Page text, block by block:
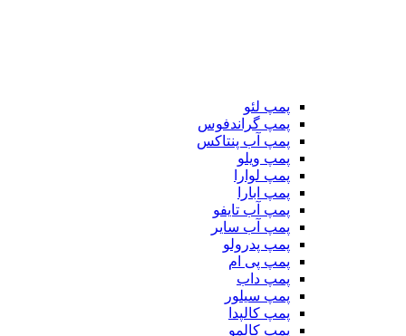
پمپ لئو
پمپ گراندفوس
پمپ آب پنتاکس
پمپ ویلو
پمپ لوارا
پمپ ابارا
پمپ آب تایفو
پمپ آب سایر
پمپ پدرولو
پمپ پی ام
پمپ داب
پمپ سیلور
پمپ کالپدا
پمپ کالمو